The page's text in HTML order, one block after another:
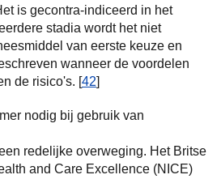
is gecontra-indiceerd in het
stadia wordt het niet
van eerste keuze en
wanneer de voordelen
de risico's. [42]
nodig bij gebruik van
redelijke overweging. Het Britse
and Care Excellence (NICE)